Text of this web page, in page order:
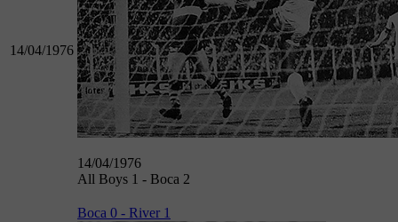
14/04/1976
14/04/1976
All Boys 1 - Boca 2
Boca 0 - River 1